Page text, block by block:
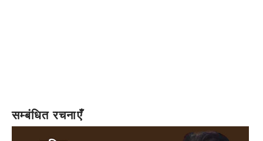
सम्बंधित रचनाएँ